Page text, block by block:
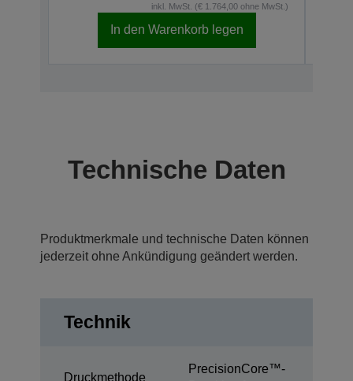
inkl. MwSt. (€ 1.764,00 ohne MwSt.)
In den Warenkorb legen
Technische Daten
Produktmerkmale und technische Daten können
jederzeit ohne Ankündigung geändert werden.
Technik
Druckmethode
PrecisionCore™-